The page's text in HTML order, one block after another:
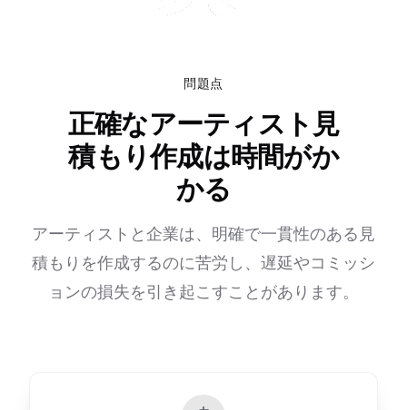
問題点
正確なアーティスト見
積もり作成は時間がか
かる
アーティストと企業は、明確で一貫性のある見
積もりを作成するのに苦労し、遅延やコミッシ
ョンの損失を引き起こすことがあります。